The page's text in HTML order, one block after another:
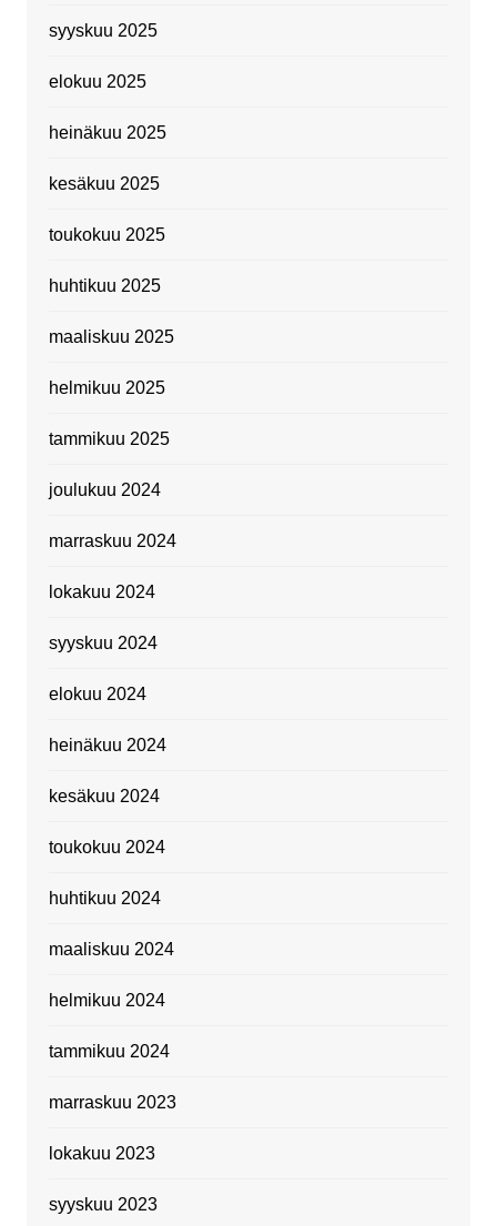
syyskuu 2025
elokuu 2025
heinäkuu 2025
kesäkuu 2025
toukokuu 2025
huhtikuu 2025
maaliskuu 2025
helmikuu 2025
tammikuu 2025
joulukuu 2024
marraskuu 2024
lokakuu 2024
syyskuu 2024
elokuu 2024
heinäkuu 2024
kesäkuu 2024
toukokuu 2024
huhtikuu 2024
maaliskuu 2024
helmikuu 2024
tammikuu 2024
marraskuu 2023
lokakuu 2023
syyskuu 2023